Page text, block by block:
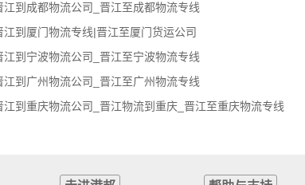
江到成都物流公司_晋江至成都物流专线
江到厦门物流专线|晋江至厦门货运公司
江到宁波物流公司_晋江至宁波物流专线
江到广州物流公司_晋江至广州物流专线
江到重庆物流公司_晋江物流到重庆_晋江至重庆物流专线